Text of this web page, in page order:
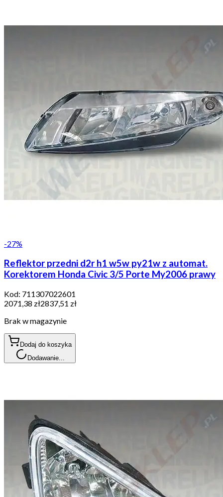
-27%
Reflektor przedni d2r h1 w5w py21w z automat.
Korektorem Honda Civic 3/5 Porte My2006 prawy
Kod: 711307022601
2071,38 zł2837,51 zł
Brak w magazynie
Dodaj do koszyka
Dodawanie...